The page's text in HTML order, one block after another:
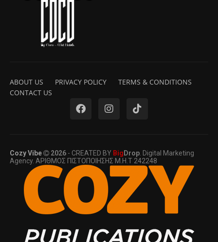
ABOUT US PRIVACY POLICY
TERMS & CONDITIONS
CONTACT US
Cozy Vibe 2026 - CREATED BY Big Drop. Digital Marketing
Agency. ΑΡΙΘΜΟΣ ΠΙΣΤΟΠΟΙΗΣΗΣ Μ.Η.Τ 242248